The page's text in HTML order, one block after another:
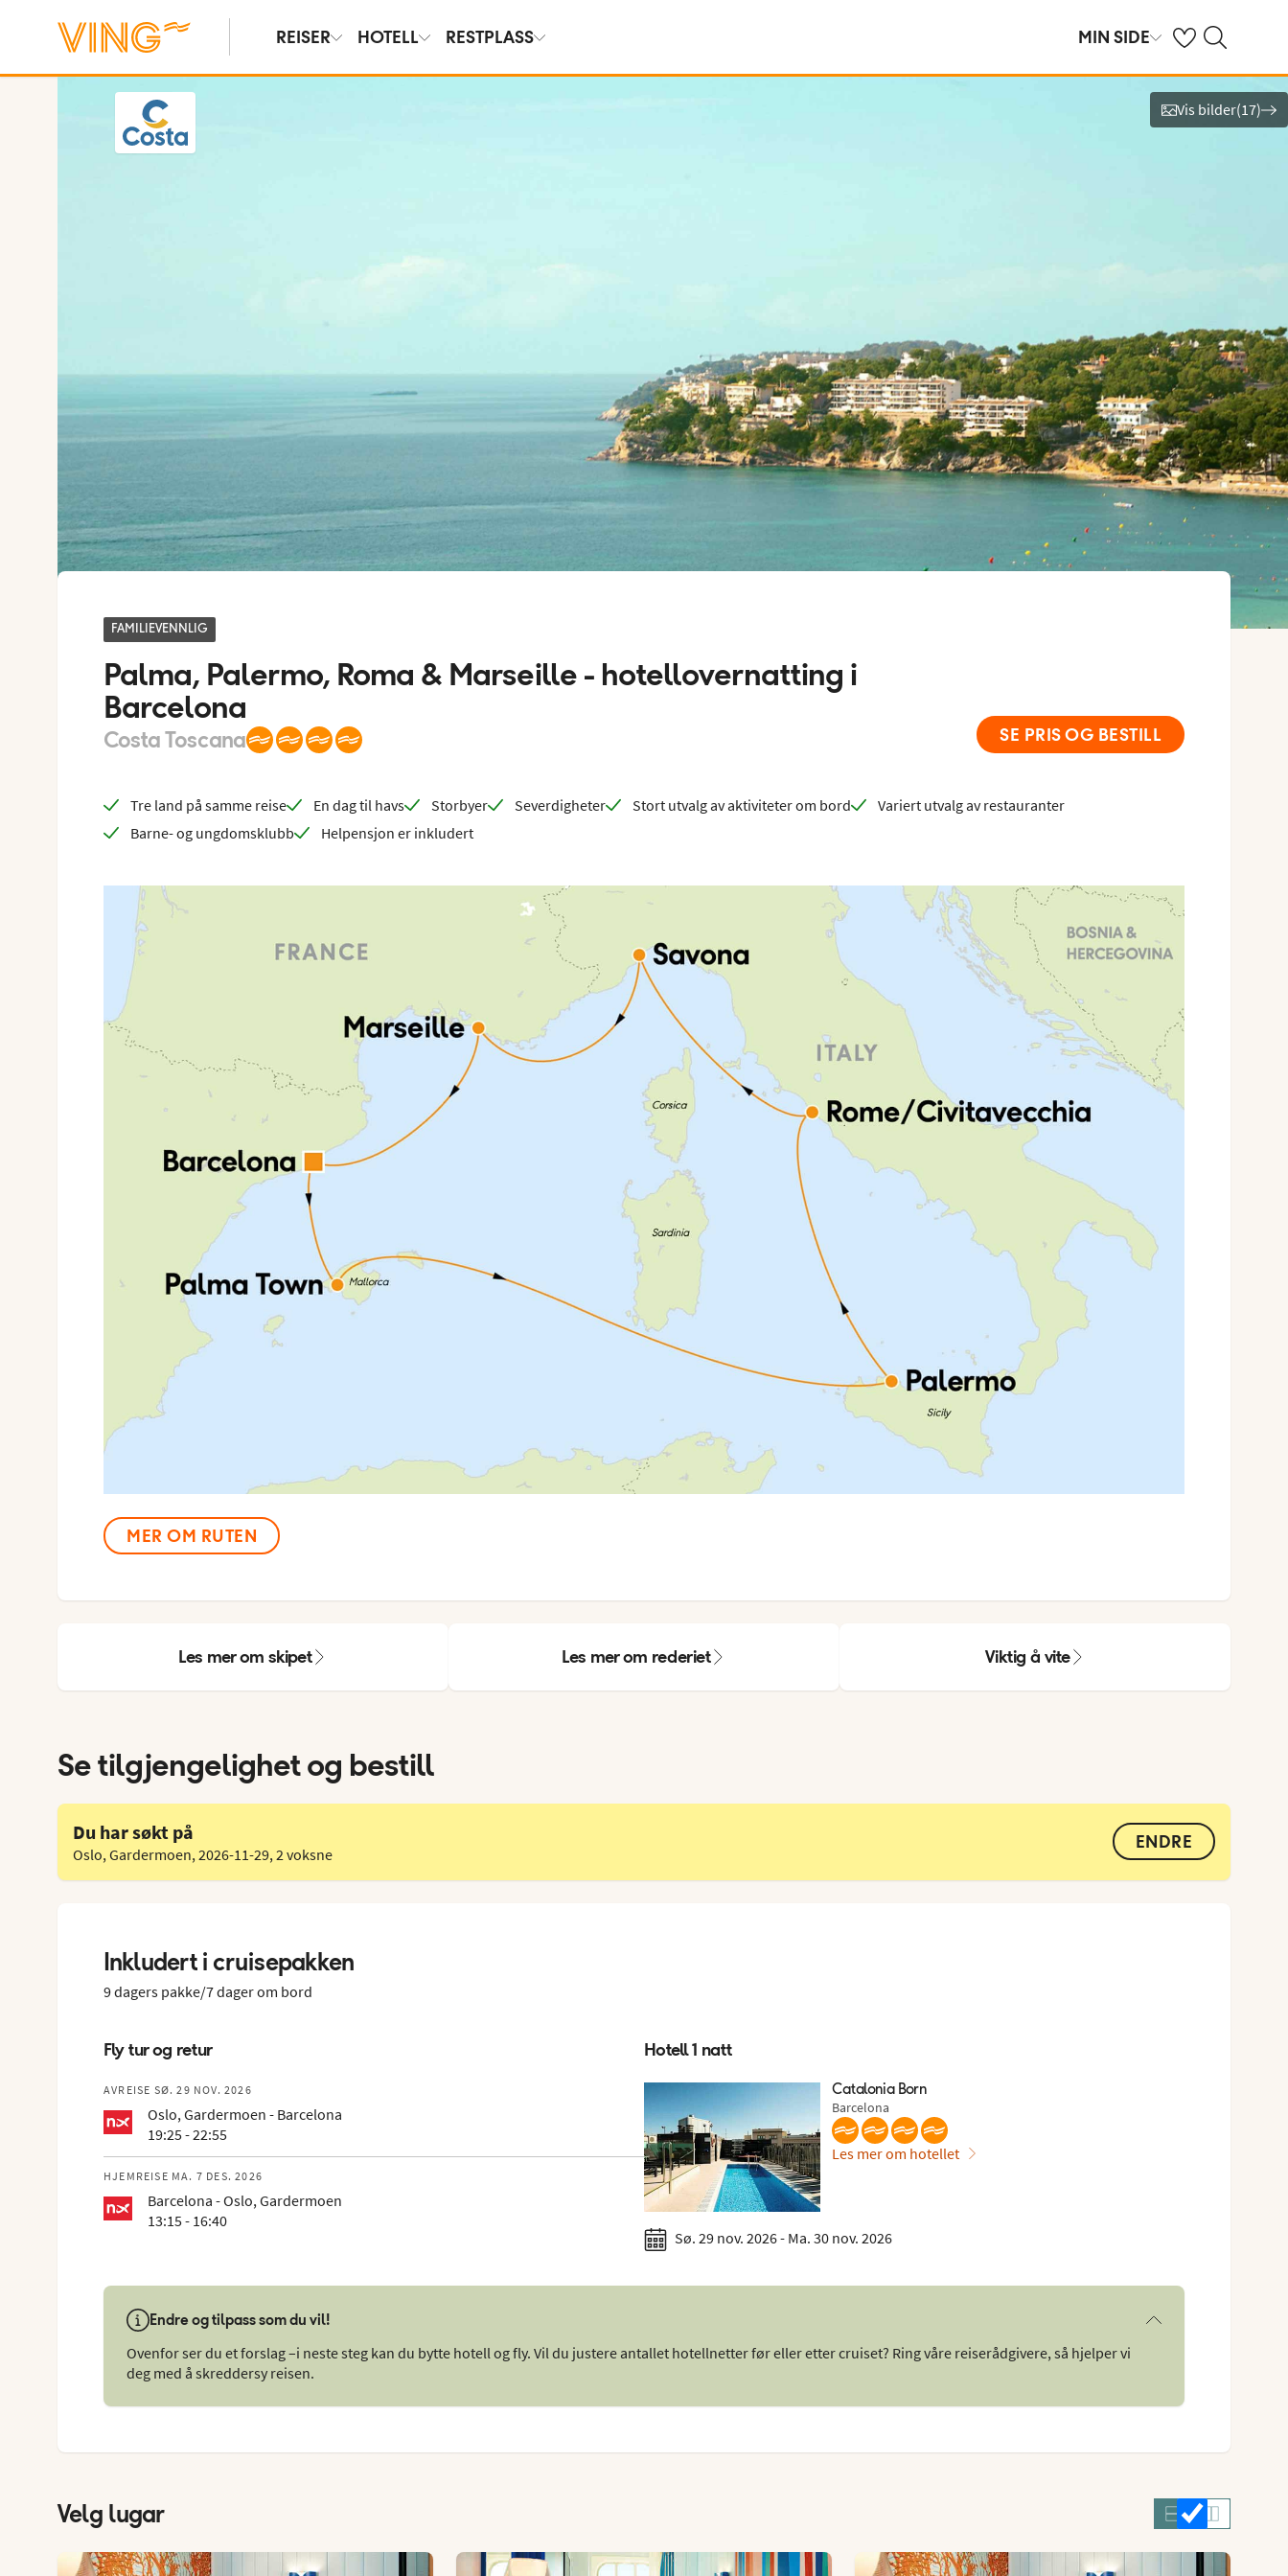
REISER HOTELL RESTPLASS MIN SIDE Se dine sparte
Søk på ving.no
Vis bilder(17)
FAMILIEVENNLIG
Palma, Palermo, Roma & Marseille - hotellovernatting i
Barcelona
Costa Toscana SE PRIS OG BESTILL
Tre land på samme reise En dag til havs Storbyer Severdigheter Stort utvalg av aktiviteter om bord
Variert utvalg av restauranter
Barne- og ungdomsklubb
Helpensjon er inkludert
MER OM RUTEN
Les mer om skipet Les mer om rederiet Viktig å vite
Se tilgjengelighet og bestill
Du har søkt på
Oslo, Gardermoen, 2026-11-29, 2 voksne
ENDRE
Inkludert i cruisepakken
9 dagers pakke/7 dager om bord
Fly tur og retur
AVREISE SØ. 29 NOV. 2026
Oslo, Gardermoen - Barcelona
19:25 - 22:55
HJEMREISE MA. 7 DES. 2026
Barcelona - Oslo, Gardermoen
13:15 - 16:40
Hotell 1 natt
Catalonia Born
Barcelona
Les mer om hotellet
Sø. 29 nov. 2026 - Ma. 30 nov. 2026
Endre og tilpass som du vil!
Ovenfor ser du et forslag –i neste steg kan du bytte hotell og fly. Vil du justere antallet hotellnetter før eller etter cruiset? Ring våre reiserådgivere, så hjelper vi
deg med å skreddersy reisen.
Velg lugar